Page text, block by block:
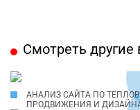
Смотреть другие
АНАЛИЗ САЙТА ПО
ПРОДВИЖЕНИЯ И ДИЗАЙНА